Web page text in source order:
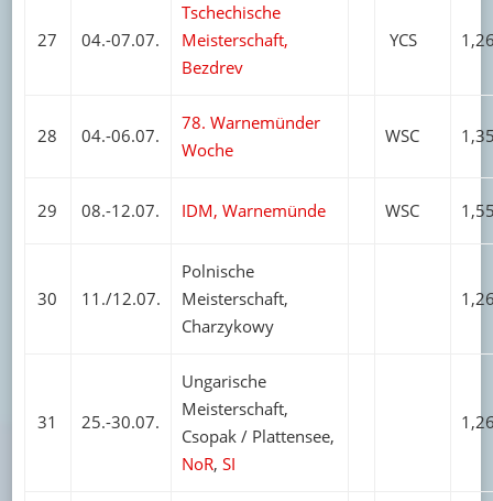
27 04.-07.07.
Tschechische
Meisterschaft,
Bezdrev
YCS
28 04.-06.07.
78. Warnemünder
Woche
WSC
29 08.-12.07. IDM, Warnemünde WSC
30 11./12.07.
Polnische
Meisterschaft,
Charzykowy
31 25.-30.07.
Ungarische
Meisterschaft,
Csopak / Plattensee,
NoR, SI